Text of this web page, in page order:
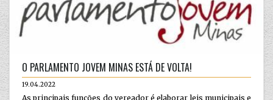
O PARLAMENTO JOVEM MINAS ESTÁ DE VOLTA!
19.04.2022
As principais funções do vereador é elaborar leis municipais e